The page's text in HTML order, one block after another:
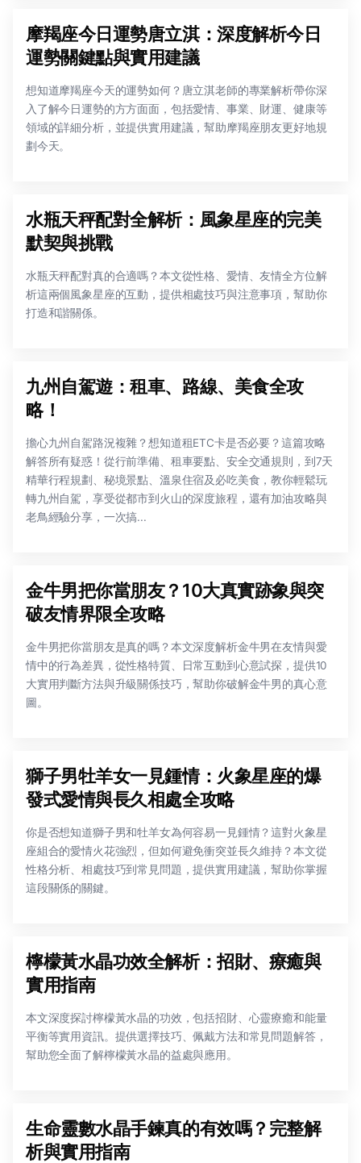
摩羯座今日運勢唐立淇：深度解析今日
運勢關鍵點與實用建議
想知道摩羯座今天的運勢如何？唐立淇老師的專業解析帶你深
入了解今日運勢的方方面面，包括愛情、事業、財運、健康等
領域的詳細分析，並提供實用建議，幫助摩羯座朋友更好地規
劃今天。
水瓶天秤配對全解析：風象星座的完美
默契與挑戰
水瓶天秤配對真的合適嗎？本文從性格、愛情、友情全方位解
析這兩個風象星座的互動，提供相處技巧與注意事項，幫助你
打造和諧關係。
九州自駕遊：租車、路線、美食全攻
略！
擔心九州自駕路況複雜？想知道租ETC卡是否必要？這篇攻略
解答所有疑惑！從行前準備、租車要點、安全交通規則，到7天
精華行程規劃、秘境景點、溫泉住宿及必吃美食，教你輕鬆玩
轉九州自駕，享受從都市到火山的深度旅程，還有加油攻略與
老鳥經驗分享，一次搞...
金牛男把你當朋友？10大真實跡象與突
破友情界限全攻略
金牛男把你當朋友是真的嗎？本文深度解析金牛男在友情與愛
情中的行為差異，從性格特質、日常互動到心意試探，提供10
大實用判斷方法與升級關係技巧，幫助你破解金牛男的真心意
圖。
獅子男牡羊女一見鍾情：火象星座的爆
發式愛情與長久相處全攻略
你是否想知道獅子男和牡羊女為何容易一見鍾情？這對火象星
座組合的愛情火花強烈，但如何避免衝突並長久維持？本文從
性格分析、相處技巧到常見問題，提供實用建議，幫助你掌握
這段關係的關鍵。
檸檬黃水晶功效全解析：招財、療癒與
實用指南
本文深度探討檸檬黃水晶的功效，包括招財、心靈療癒和能量
平衡等實用資訊。提供選擇技巧、佩戴方法和常見問題解答，
幫助您全面了解檸檬黃水晶的益處與應用。
生命靈數水晶手鍊真的有效嗎？完整解
析與實用指南